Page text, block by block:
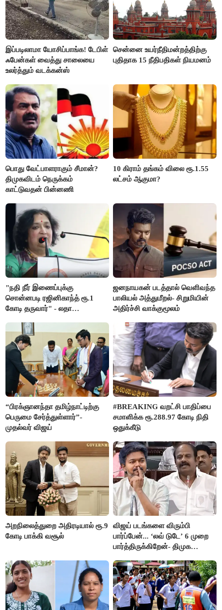
இப்படிலாமா யோசிப்பாங்க! டேபிள்
ஃபேன்கள் வைத்து சாலையை
உலர்த்தும் வடக்கன்ஸ்
சென்னை உயர்நீதிமன்றத்திற்கு
புதிதாக 15 நீதிபதிகள் நியமனம்
பொது வேட்பாளராகும் சீமான்?
திமுகவிடம் நெருக்கம்
காட்டுவதன் பின்னணி
10 கிராம் தங்கம் விலை ரூ.1.55
லட்சம் ஆகுமா?
"நதி நீர் இணைப்புக்கு
சொன்னபடி ரஜினிகாந்த் ரூ.1
கோடி தருவார்" - லதா
ஜனநாயகன் படத்தால் வெளிவந்த
பாலியல் அத்துமீறல்- சிறுமியின்
அதிர்ச்சி வாக்குமூலம்
“பிரக்ஞானந்தா தமிழ்நாட்டிற்கு
பெருமை சேர்த்துள்ளார்”-
முதல்வர் விஜய்
#BREAKING வறட்சி பாதிப்பை
சமாளிக்க ரூ.288.97 கோடி நிதி
ஒதுக்கீடு
அறநிலைத்துறை அதிரடியால் ரூ.9
கோடி பாக்கி வசூல்
விஜய் படங்களை விரும்பி
பார்ப்பேன்... ‘லவ் டுடே’ 6 முறை
பார்த்திருக்கிறேன்- திமுக